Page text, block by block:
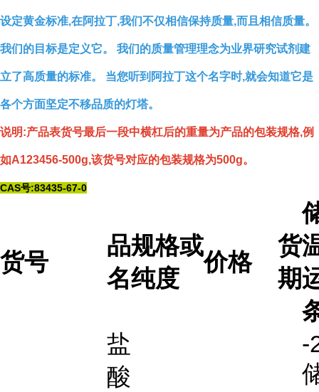
设定黄金标准,在阿拉丁,我们不仅相信保持质量,而且相信质量。
我们的目标是定义它。 我们的质量管理理念为业界研究试剂建
立了高质量的标准。 当您听到阿拉丁这个名字时,就会知道它是
各个方面坚定不移品质的灯塔。
说明:产品表货号最后一段中横杠后的重量为产品的包装规格,例
如A123456-500g,该货号对应的包装规格为500g。
CAS号:83435-67-0
货号
品
名
规格或
纯度
价格
货
期
盐
酸
-